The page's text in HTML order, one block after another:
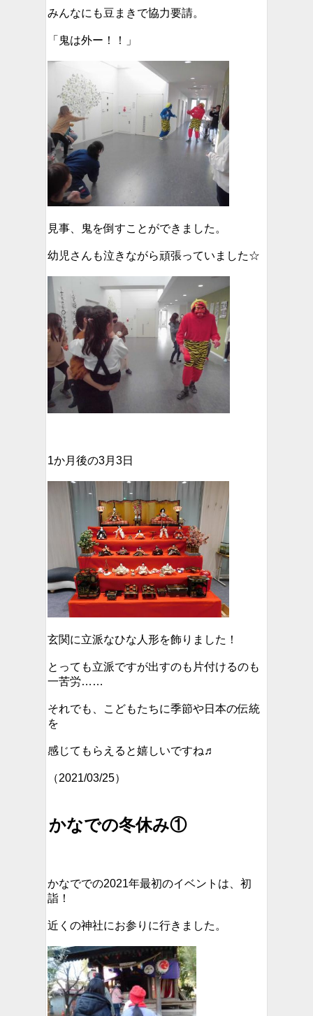
みんなにも豆まきで協力要請。
「鬼は外ー！！」
見事、鬼を倒すことができました。
幼児さんも泣きながら頑張っていました☆
1か月後の3月3日
玄関に立派なひな人形を飾りました！
とっても立派ですが出すのも片付けるのも
一苦労……
それでも、こどもたちに季節や日本の伝統
を
感じてもらえると嬉しいですね♬
（2021/03/25）
かなでの冬休み①
かなででの2021年最初のイベントは、初
詣！
近くの神社にお参りに行きました。